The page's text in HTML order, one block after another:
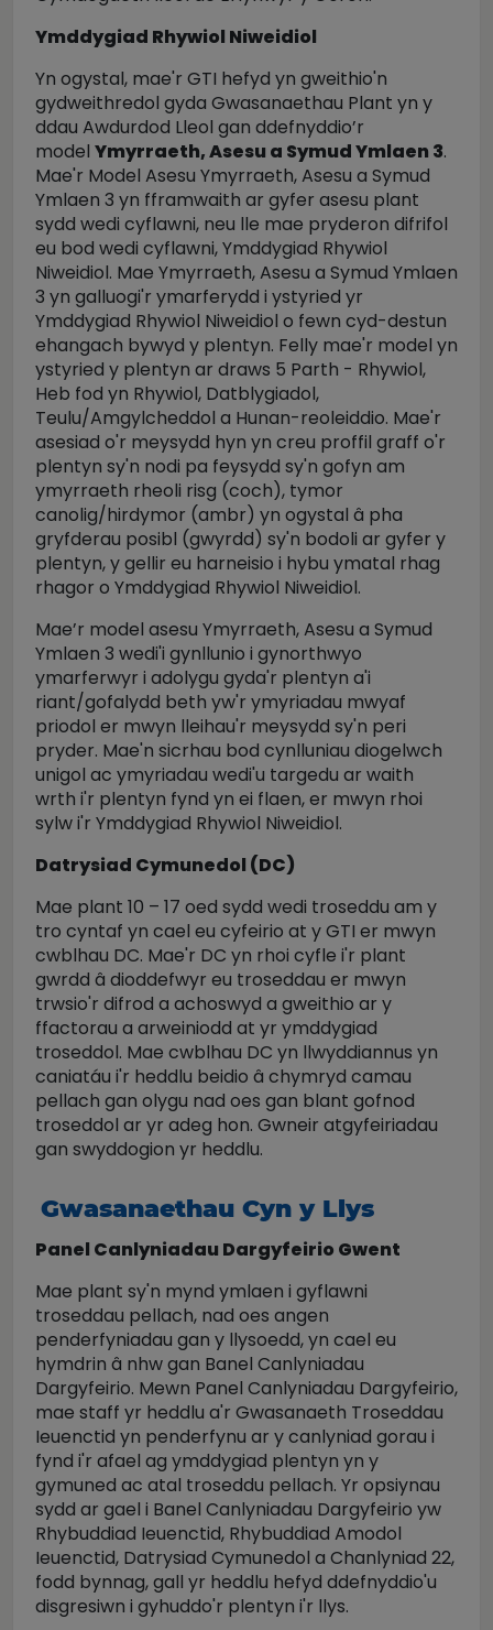
Ymddygiad Rhywiol Niweidiol
Yn ogystal, mae'r GTI hefyd yn gweithio'n
gydweithredol gyda Gwasanaethau Plant yn y
ddau Awdurdod Lleol gan ddefnyddio’r
model Ymyrraeth, Asesu a Symud Ymlaen 3.
Mae'r Model Asesu Ymyrraeth, Asesu a Symud
Ymlaen 3 yn fframwaith ar gyfer asesu plant
sydd wedi cyflawni, neu lle mae pryderon difrifol
eu bod wedi cyflawni, Ymddygiad Rhywiol
Niweidiol. Mae Ymyrraeth, Asesu a Symud Ymlaen
3 yn galluogi'r ymarferydd i ystyried yr
Ymddygiad Rhywiol Niweidiol o fewn cyd-destun
ehangach bywyd y plentyn. Felly mae'r model yn
ystyried y plentyn ar draws 5 Parth - Rhywiol,
Heb fod yn Rhywiol, Datblygiadol,
Teulu/Amgylcheddol a Hunan-reoleiddio. Mae'r
asesiad o'r meysydd hyn yn creu proffil graff o'r
plentyn sy'n nodi pa feysydd sy'n gofyn am
ymyrraeth rheoli risg (coch), tymor
canolig/hirdymor (ambr) yn ogystal â pha
gryfderau posibl (gwyrdd) sy'n bodoli ar gyfer y
plentyn, y gellir eu harneisio i hybu ymatal rhag
rhagor o Ymddygiad Rhywiol Niweidiol.
Mae’r model asesu Ymyrraeth, Asesu a Symud
Ymlaen 3 wedi'i gynllunio i gynorthwyo
ymarferwyr i adolygu gyda'r plentyn a'i
riant/gofalydd beth yw'r ymyriadau mwyaf
priodol er mwyn lleihau'r meysydd sy'n peri
pryder. Mae'n sicrhau bod cynlluniau diogelwch
unigol ac ymyriadau wedi'u targedu ar waith
wrth i'r plentyn fynd yn ei flaen, er mwyn rhoi
sylw i'r Ymddygiad Rhywiol Niweidiol.
Datrysiad Cymunedol (DC)
Mae plant 10 – 17 oed sydd wedi troseddu am y
tro cyntaf yn cael eu cyfeirio at y GTI er mwyn
cwblhau DC. Mae'r DC yn rhoi cyfle i'r plant
gwrdd â dioddefwyr eu troseddau er mwyn
trwsio'r difrod a achoswyd a gweithio ar y
ffactorau a arweiniodd at yr ymddygiad
troseddol. Mae cwblhau DC yn llwyddiannus yn
caniatáu i'r heddlu beidio â chymryd camau
pellach gan olygu nad oes gan blant gofnod
troseddol ar yr adeg hon. Gwneir atgyfeiriadau
gan swyddogion yr heddlu.
Gwasanaethau Cyn y Llys
Panel Canlyniadau Dargyfeirio Gwent
Mae plant sy'n mynd ymlaen i gyflawni
troseddau pellach, nad oes angen
penderfyniadau gan y llysoedd, yn cael eu
hymdrin â nhw gan Banel Canlyniadau
Dargyfeirio. Mewn Panel Canlyniadau Dargyfeirio,
mae staff yr heddlu a'r Gwasanaeth Troseddau
Ieuenctid yn penderfynu ar y canlyniad gorau i
fynd i'r afael ag ymddygiad plentyn yn y
gymuned ac atal troseddu pellach. Yr opsiynau
sydd ar gael i Banel Canlyniadau Dargyfeirio yw
Rhybuddiad Ieuenctid, Rhybuddiad Amodol
Ieuenctid, Datrysiad Cymunedol a Chanlyniad 22,
fodd bynnag, gall yr heddlu hefyd ddefnyddio'u
disgresiwn i gyhuddo'r plentyn i'r llys.